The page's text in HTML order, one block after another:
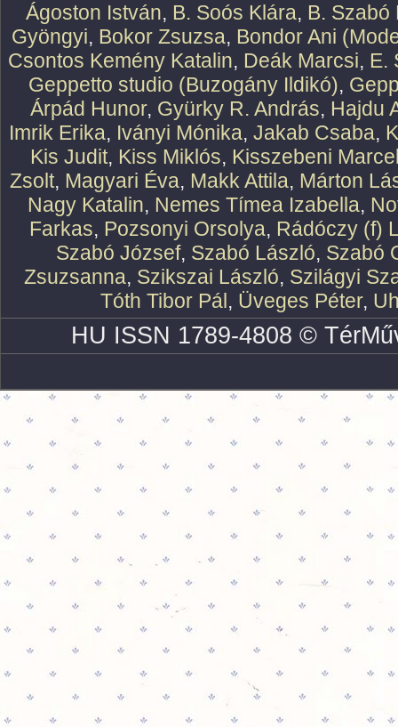
Ágoston István, B. Soós Klára, B. Szabó
Gyöngyi, Bokor Zsuzsa, Bondor Ani
Csontos Kemény Katalin, Deák Marcsi, E.
Geppetto studio (Buzogány Ildikó),
Árpád Hunor, Gyürky R. András, Hajdu
Imrik Erika, Iványi Mónika, Jakab Csaba,
Kis Judit, Kiss Miklós, Kisszebeni
Zsolt, Magyari Éva, Makk Attila, Márton
Nagy Katalin, Nemes Tímea Izabella,
Farkas, Pozsonyi Orsolya, Rádóczy (f)
Szabó József, Szabó László, Szabó
Zsuzsanna, Szikszai László, Szilágyi
Tóth Tibor Pál, Üveges Péter,
HU ISSN 1789-4808 ©